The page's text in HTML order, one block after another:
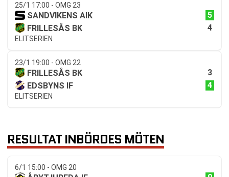
25/1 17:00 - OMG 23
SANDVIKENS AIK
5
FRILLESÅS BK
4
ELITSERIEN
23/1 19:00 - OMG 22
FRILLESÅS BK
3
EDSBYNS IF
4
ELITSERIEN
RESULTAT INBÖRDES MÖTEN
6/1 15:00 - OMG 20